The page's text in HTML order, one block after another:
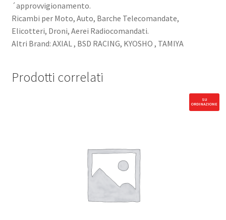
´approvvigionamento.
Ricambi per Moto, Auto, Barche Telecomandate,
Elicotteri, Droni, Aerei Radiocomandati.
Altri Brand: AXIAL , BSD RACING, KYOSHO , TAMIYA
Prodotti correlati
SU
ORDINAZIONE